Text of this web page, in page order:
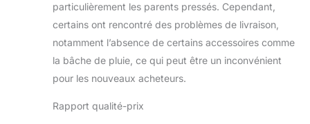
glissement pour
une flexibilité
inégalée : avec sa
position de
particulièrement les parents pressés. Cependant,
certains ont rencontré des problèmes de livraison,
notamment l’absence de certains accessoires comme
la bâche de pluie, ce qui peut être un inconvénient
pour les nouveaux acheteurs.
Rapport qualité-prix